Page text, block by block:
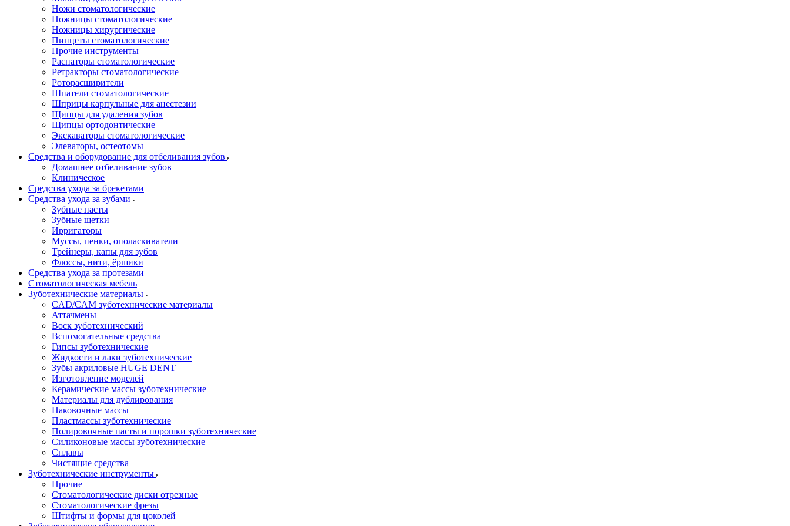
Ножи стоматологические
Ножницы стоматологические
Ножницы хирургические
Пинцеты стоматологические
Прочие инструменты
Распаторы стоматологические
Ретракторы стоматологические
Роторасширители
Шпатели стоматологические
Шприцы карпульные для анестезии
Щипцы для удаления зубов
Щипцы ортодонтические
Экскаваторы стоматологические
Элеваторы, остеотомы
Средства и оборудование для отбеливания зубов
Домашнее отбеливание зубов
Клиническое
Средства ухода за брекетами
Средства ухода за зубами
Зубные пасты
Зубные щетки
Ирригаторы
Муссы, пенки, ополаскиватели
Трейнеры, капы для зубов
Флоссы, нити, ёршики
Средства ухода за протезами
Стоматологическая мебель
Зуботехнические материалы
CAD/CAM зуботехнические материалы
Аттачмены
Воск зуботехнический
Вспомогательные средства
Гипсы зуботехнические
Жидкости и лаки зуботехнические
Зубы акриловые HUGE DENT
Изготовление моделей
Керамические массы зуботехнические
Материалы для дублирования
Паковочные массы
Пластмассы зуботехнические
Полировочные пасты и порошки зуботехнические
Силиконовые массы зуботехнические
Сплавы
Чистящие средства
Зуботехнические инструменты
Прочие
Стоматологические диски отрезные
Стоматологические фрезы
Штифты и формы для цоколей